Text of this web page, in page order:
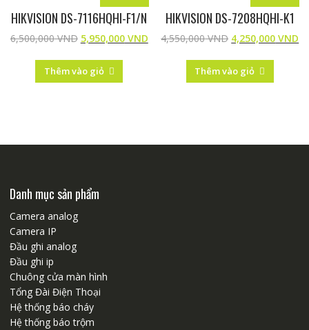
HIKVISION DS-7116HQHI-F1/N
6,500,000VND 5,950,000VND
Thêm vào giỏ
HIKVISION DS-7208HQHI-K1
4,550,000VND 4,250,000 VND
Thêm vào giỏ
Danh mục sản phẩm
Camera analog
Camera IP
Đầu ghi analog
Đầu ghi ip
Chuông cửa màn hình
Tổng Đài Điện Thoại
Hệ thống báo cháy
Hệ thống báo trộm